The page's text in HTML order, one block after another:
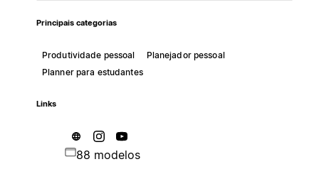
Principais categorias
Produtividade pessoal
Planejador pessoal
Planner para estudantes
Links
88 modelos